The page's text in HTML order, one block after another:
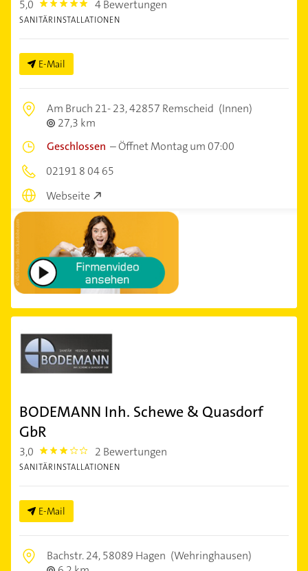
5,0 5.0 4 Bewertungen
SANITÄRINSTALLATIONEN
E-Mail
Am Bruch 21- 23,42857 Remscheid (Innen)
27,3 km
Geschlossen –Öffnet Montag um 07:00
02191 8 04 65
Webseite
BODEMANN Inh. Schewe & Quasdorf
GbR
3,0 3.0 2 Bewertungen
SANITÄRINSTALLATIONEN
E-Mail
Bachstr. 24,58089 Hagen (Wehringhausen)